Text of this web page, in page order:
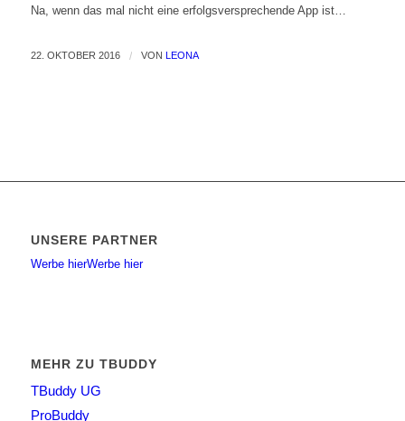
Na, wenn das mal nicht eine erfolgsversprechende App ist…
22. OKTOBER 2016 / VON LEONA
UNSERE PARTNER
Werbe hierWerbe hier
MEHR ZU TBUDDY
TBuddy UG
ProBuddy